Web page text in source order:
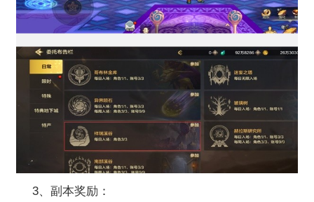
3、副本奖励：